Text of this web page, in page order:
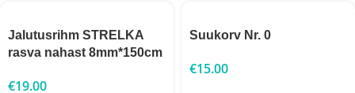
Jalutusrihm STRELKA
rasva nahast 8mm*150cm
€19.00
Suukorv Nr. 0
€15.00